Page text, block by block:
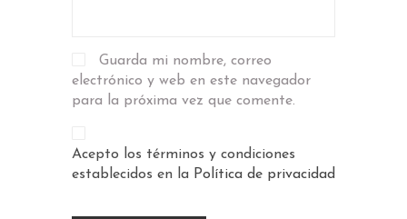
Guarda mi nombre, correo
electrónico y web en este navegador
para la próxima vez que comente.
Acepto los términos y condiciones
establecidos en la Política de privacidad